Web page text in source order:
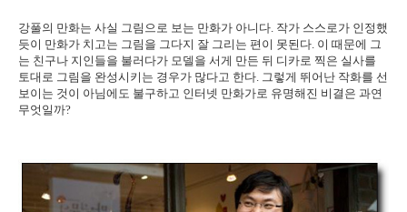
강풀의 만화는 사실 그림으로 보는 만화가 아니다. 작가 스스로가 인정했
듯이 만화가 치고는 그림을 그다지 잘 그리는 편이 못된다. 이 때문에 그
는 친구나 지인들을 불러다가 모델을 서게 만든 뒤 디카로 찍은 실사를
토대로 그림을 완성시키는 경우가 많다고 한다. 그렇게 뛰어난 작화를 선
보이는 것이 아님에도 불구하고 인터넷 만화가로 유명해진 비결은 과연
무엇일까?